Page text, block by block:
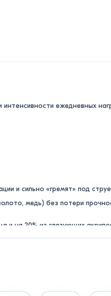
ежедневных
и сильно «гремят» под
медь) без потери
и на 20% из связующих